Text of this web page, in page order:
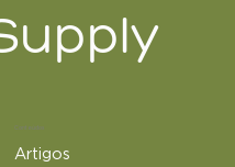
Conteúdos
Artigos